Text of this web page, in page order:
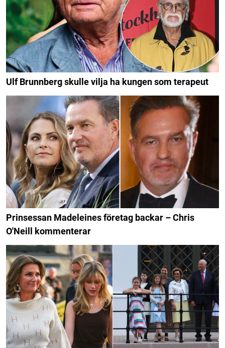
Ulf Brunnberg skulle vilja ha kungen som terapeut
Prinsessan Madeleines företag backar – Chris
O'Neill kommenterar